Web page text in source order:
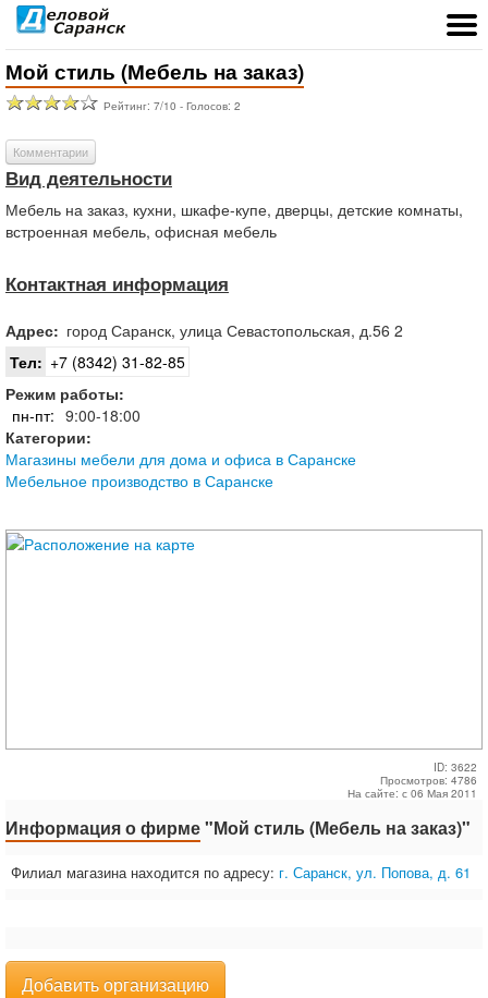
Мой стиль (Мебель на заказ)
Рейтинг: 7/10 - Голосов: 2
Комментарии
Вид деятельности
Мебель на заказ, кухни, шкафе-купе, дверцы, детские комнаты,
встроенная мебель, офисная мебель
Контактная информация
Адрес: город Саранск, улица Севастопольская, д.56 2
Тел: +7 (8342) 31-82-85
Режим работы:
пн-пт: 9:00-18:00
Категории:
Магазины мебели для дома и офиса в Саранске
Мебельное производство в Саранске
ID: 3622
Просмотров: 4786
На сайте: с 06 Мая 2011
Информация о фирме"Мой стиль (Мебель на заказ)"
Филиал магазина находится по адресу: г. Саранск, ул. Попова, д. 61
Добавить организацию